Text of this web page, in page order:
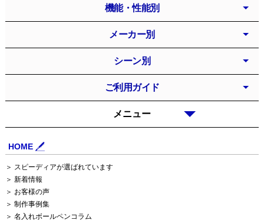
HOME
＞ スピーディアが選ばれています
＞ 新着情報
＞ お客様の声
＞ 制作事例集
＞ 名入れボールペンコラム
メニュー
機能・性能別
メーカー別
シーン別
ご利用ガイド